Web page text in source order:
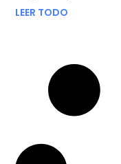
LEER TODO